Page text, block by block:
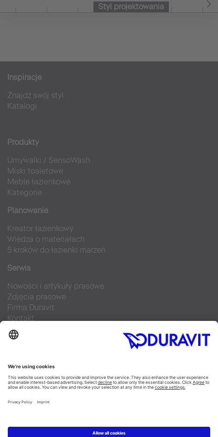
Styl projektowania
Inspiracje
Znajdź swój styl
Katalogi
Produkty
Umywalki / SensoWash
Miski toaletowe
Meble łazienkowe
Kategorie
Planowanie
Kreator łazienkowy
Wiedza o materiałach
5 kroków do łazienki marzeń
Serwis
Nowości i artykuły prasowe
Zdjęcia prasowe
Firma Duravit
Kontakt
Najczęściej zadawane pytania
Facebook
Instagram
Pinterest
Blog
YouTube